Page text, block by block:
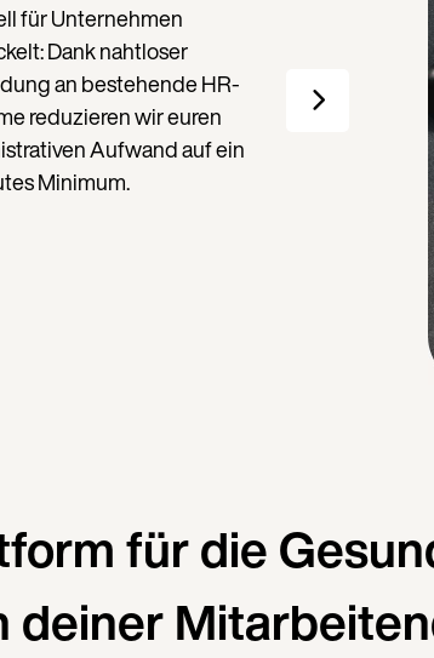
für Unternehmen
Dank nahtloser
an bestehende HR-
reduzieren wir euren
Aufwand auf ein
Minimum.
für die
deiner